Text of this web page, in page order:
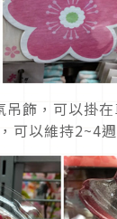
吊飾，可以掛
可以維持2~4